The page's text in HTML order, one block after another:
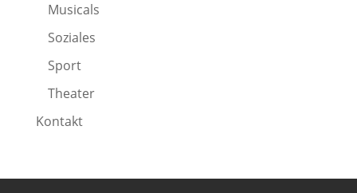
Musicals
Soziales
Sport
Theater
Kontakt